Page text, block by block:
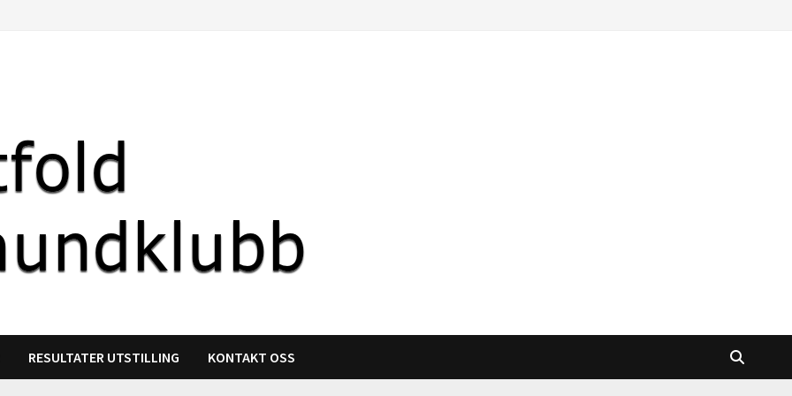
RESULTATER UTSTILLING KONTAKT OSS